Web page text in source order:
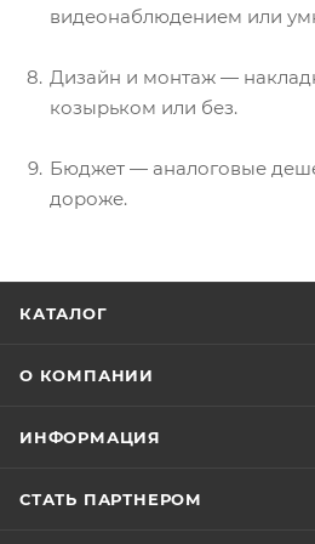
видеонаблюдением или
Дизайн и монтаж —
козырьком или без.
Бюджет — аналоговые
дороже.
КАТАЛОГ
О КОМПАНИИ
ИНФОРМАЦИЯ
СТАТЬ ПАРТНЕРОМ